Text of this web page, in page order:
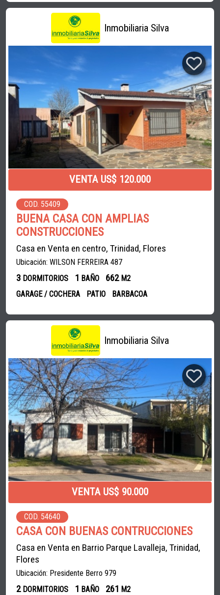
Inmobiliaria Silva
VENTA US$ 120.000
COD. 55409
BUENA CASA CON AMPLIAS
CONSTRUCCIONES
Casa en Venta en centro, Trinidad, Flores
Ubicación: WILSON FERREIRA 487
3 DORMITORIOS 1 BAÑO 662 M2
GARAGE / COCHERA
PATIO BARBACOA
Inmobiliaria Silva
VENTA US$ 90.000
COD. 54640
CASA CON BUENAS CONTRUCCIONES
Casa en Venta en Barrio Parque Lavalleja, Trinidad,
Flores
Ubicación: Presidente Berro 979
2DORMITORIOS 1 BAÑO 261 M2